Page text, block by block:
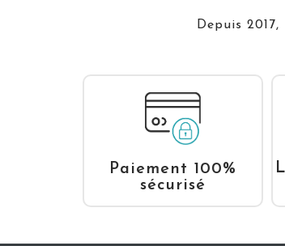
Depuis
Paiement 100%
sécurisé